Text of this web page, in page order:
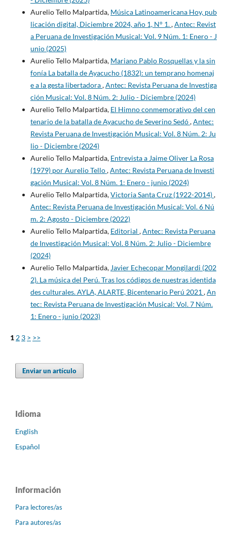
Aurelio Tello Malpartida, Música Latinoamericana Hoy, pub
licación digital, Diciembre 2024, año 1, N° 1.,Antec: Revist
a Peruana de Investigación Musical: Vol. 9 Núm. 1: Enero - J
unio (2025)
Aurelio Tello Malpartida, Mariano Pablo Rosquellas y la sin
fonía La batalla de Ayacucho (1832): un temprano homenaj
e a la gesta libertadora,Antec: Revista Peruana de Investiga
ción Musical: Vol. 8 Núm. 2: Julio - Diciembre (2024)
Aurelio Tello Malpartida, El Himno conmemorativo del cen
tenario de la batalla de Ayacucho de Severino Sedó,Antec:
Revista Peruana de Investigación Musical: Vol. 8 Núm. 2: Ju
lio - Diciembre (2024)
Aurelio Tello Malpartida, Entrevista a Jaime Oliver La Rosa
(1979) por Aurelio Tello,Antec: Revista Peruana de Investi
gación Musical: Vol. 8 Núm. 1: Enero - junio (2024)
Aurelio Tello Malpartida,Victoria Santa Cruz (1922-2014),
Antec: Revista Peruana de Investigación Musical: Vol. 6 Nú
m. 2: Agosto - Diciembre (2022)
Aurelio Tello Malpartida, Editorial ,Antec: Revista Peruana
de Investigación Musical: Vol. 8 Núm. 2: Julio - Diciembre
(2024)
Aurelio Tello Malpartida, Javier Echecopar Mongilardi (202
2). La música del Perú. Tras los códigos de nuestras identida
des culturales. AYLA, ALARTE, Bicentenario Perú 2021 ,An
tec: Revista Peruana de Investigación Musical: Vol. 7 Núm.
1: Enero - junio (2023)
1 2 3 > >>
Enviar un artículo
Idioma
English
Español
Información
Para lectores/as
Para autores/as